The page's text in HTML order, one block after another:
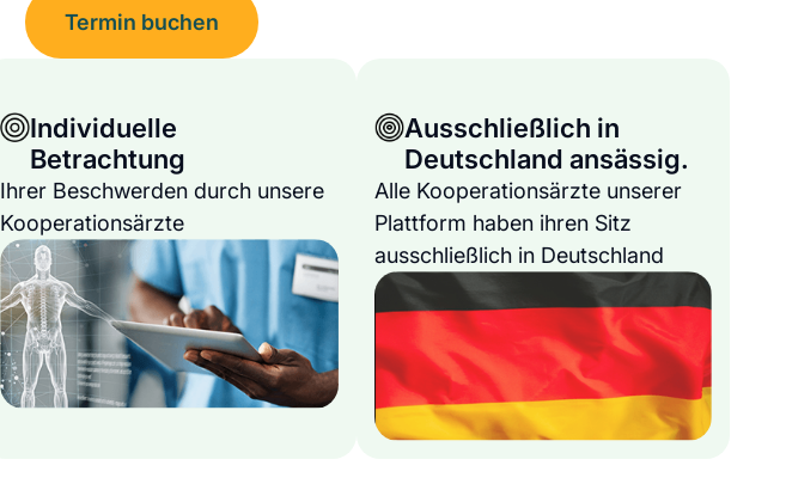
Termin buchen
Individuelle
Betrachtung
Ihrer Beschwerden durch unsere
Kooperationsärzte
Ausschließlich in
Deutschland ansässig.
Alle Kooperationsärzte unserer
Plattform haben ihren Sitz
ausschließlich in Deutschland